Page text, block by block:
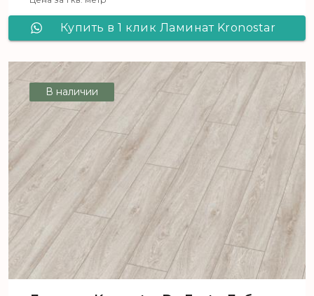
Купить в 1 клик Ламинат Kronostar
В наличии